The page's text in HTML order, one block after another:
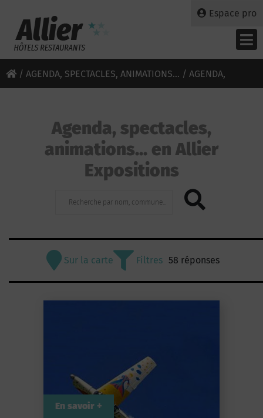
Espace pro
/ AGENDA, SPECTACLES, ANIMATIONS... / AGENDA,
Agenda, spectacles,
animations... en Allier
Expositions
Sur la carte Filtres 58 réponses
En savoir +